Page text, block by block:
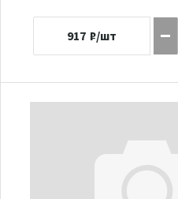
917 ₽/шт